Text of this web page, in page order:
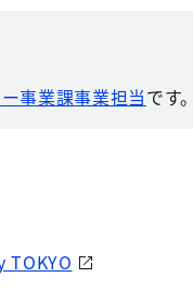
事業課事業担当です。
TOKYO